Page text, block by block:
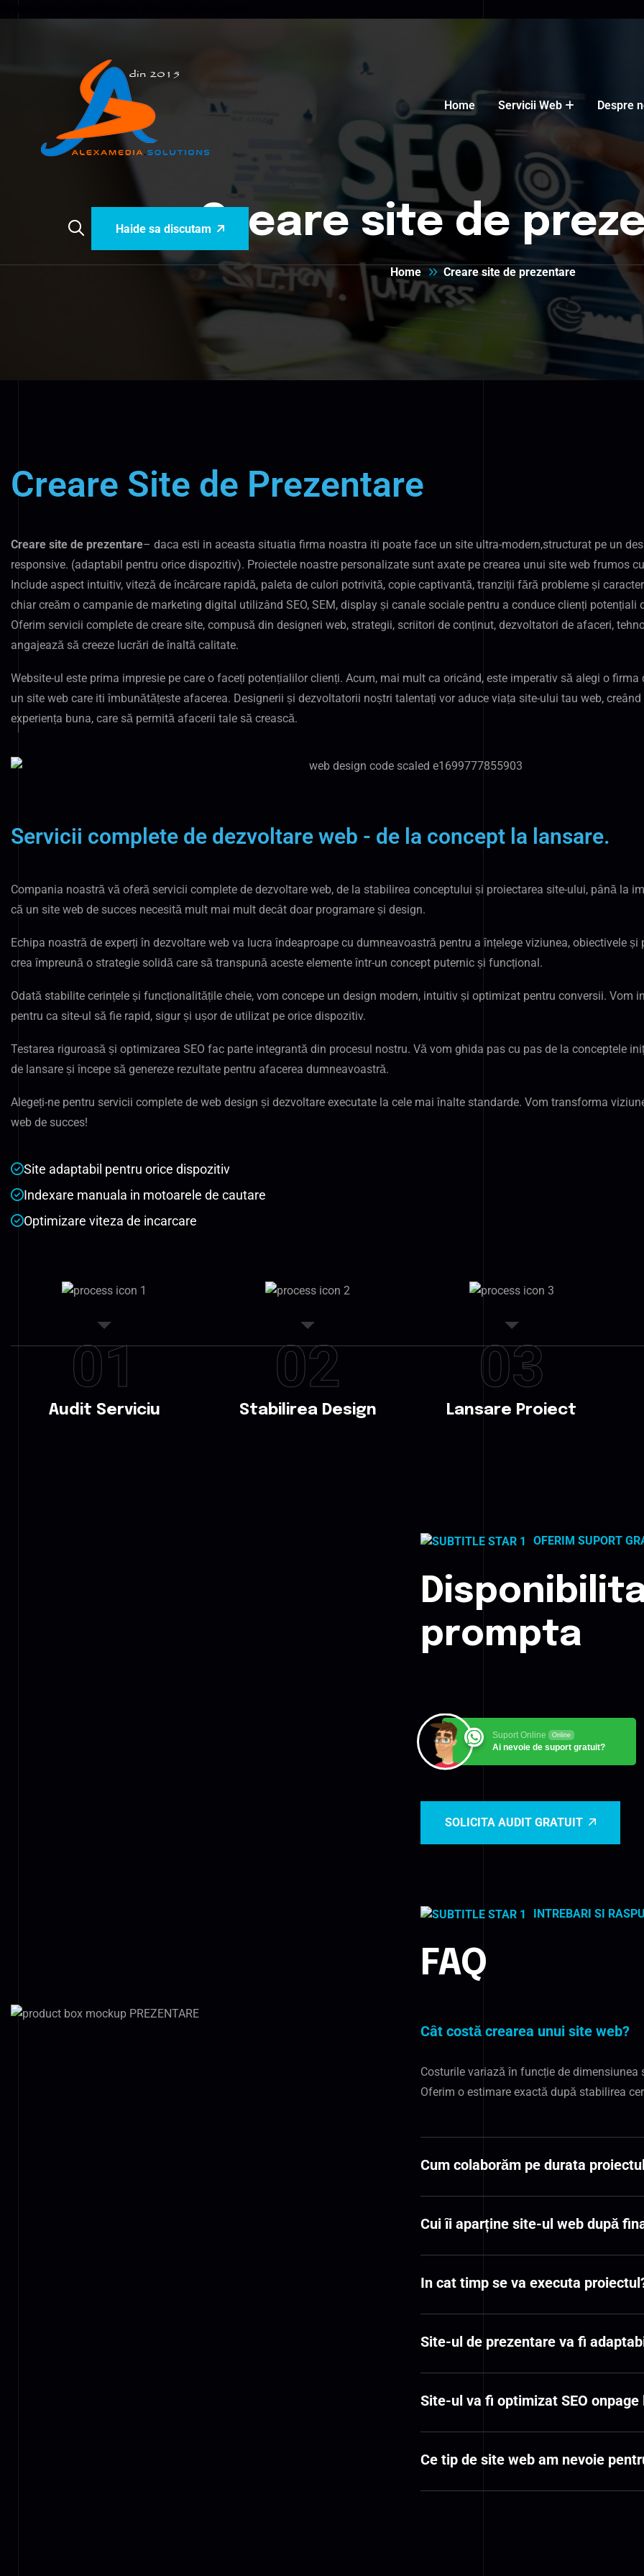
Update cookies preferences
Home Servicii Web Despre
Haide sa discutamCreare site de
Home Creare site de prezentare
Creare Site de Prezentare
Creare site de prezentare– daca esti in aceasta situatia firma noastra iti poate face un site ultra-modern,structurat pe un
responsive. (adaptabil pentru orice dispozitiv). Proiectele noastre personalizate sunt axate pe crearea unui site web frumos
Include aspect intuitiv, viteză de încărcare rapidă, paleta de culori potrivită, copie captivantă, tranziții fără probleme și
chiar creăm o campanie de marketing digital utilizând SEO, SEM, display și canale sociale pentru a conduce clienți potențiali
Oferim servicii complete de creare site, compusă din designeri web, strategii, scriitori de conținut, dezvoltatori de afaceri,
angajează să creeze lucrări de înaltă calitate.
Website-ul este prima impresie pe care o faceți potențialilor clienți. Acum, mai mult ca oricând, este imperativ să alegi o firma
un site web care iti îmbunătățeste afacerea. Designerii și dezvoltatorii noștri talentați vor aduce viața site-ului tau web,
experiența buna, care să permită afacerii tale să crească.
Servicii complete de dezvoltare web - de la concept la lansare.
Compania noastră vă oferă servicii complete de dezvoltare web, de la stabilirea conceptului și proiectarea site-ului, până la
că un site web de succes necesită mult mai mult decât doar programare și design.
Echipa noastră de experți în dezvoltare web va lucra îndeaproape cu dumneavoastră pentru a înțelege viziunea, obiectivele
crea împreună o strategie solidă care să transpună aceste elemente într-un concept puternic și funcțional.
Odată stabilite cerințele și funcționalitățile cheie, vom concepe un design modern, intuitiv și optimizat pentru conversii. Vom
pentru ca site-ul să fie rapid, sigur și ușor de utilizat pe orice dispozitiv.
Testarea riguroasă și optimizarea SEO fac parte integrantă din procesul nostru. Vă vom ghida pas cu pas de la conceptele
de lansare și începe să genereze rezultate pentru afacerea dumneavoastră.
Alegeți-ne pentru servicii complete de web design și dezvoltare executate la cele mai înalte standarde. Vom transforma
web de succes!
Site adaptabil pentru orice dispozitiv
Indexare manuala in motoarele de cautare
Optimizare viteza de incarcare
01
Audit Serviciu
02
Stabilirea Design
03
Lansare Proiect
OFERIM SUPORT
prompta
Suport Online Online
Ai nevoie de suport gratuit?
SOLICITA AUDIT GRATUIT
INTREBARI SI
FAQ
Cât costă crearea unui site web?
Costurile variază în funcție de
Oferim o estimare exactă după stabilirea
Cum colaborăm pe durata
Cui îi aparține site-ul web după
In cat timp se va executa
Site-ul de prezentare va fi
Site-ul va fi optimizat SEO onpage
Ce tip de site web am nevoie